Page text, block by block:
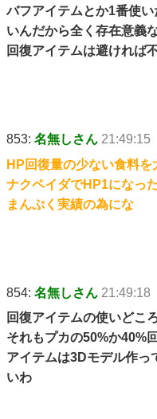
バフアイテムとか1番使
いんだから全く存在意義
回復アイテムは避ければ
853: 名無しさん 21:49:15
HP回復量の少ない食料
ナクペイダでHP1になっ
まんぷく実績の為にな
854: 名無しさん 21:49:18
回復アイテムの使いどこ
それもプカの50%か40%
アイテムは3Dモデル作っ
いわ